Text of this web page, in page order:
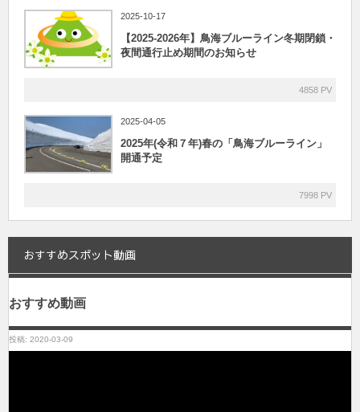
2025-10-17
【2025-2026年】鳥海ブルーライン冬期閉鎖・
夜間通行止め期間のお知らせ
4858 PV
2025-04-05
2025年(令和７年)春の「鳥海ブルーライン」
開通予定
7998 PV
おすすめスポット動画
おすすめ動画
投稿: 2020-03-09